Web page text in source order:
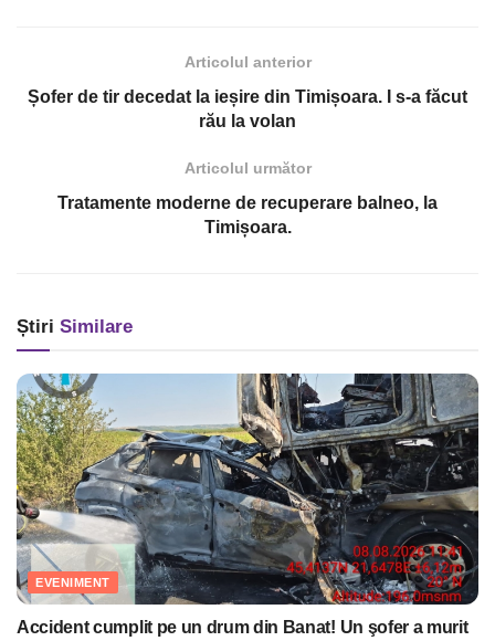
Articolul anterior
Șofer de tir decedat la ieșire din Timișoara. I s-a făcut
rău la volan
Articolul următor
Tratamente moderne de recuperare balneo, la
Timișoara.
Știri Similare
EVENIMENT
Accident cumplit pe un drum din Banat! Un şofer a murit